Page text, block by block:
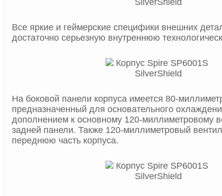
Все яркие и геймерские специфики внешних
достаточно серьезную внутреннюю
На боковой панели корпуса имеется 80-
предназначенный для основательного
дополнением к основному 120-миллиметровому
задней панели. Также 120-миллиметровый
переднюю часть корпуса.